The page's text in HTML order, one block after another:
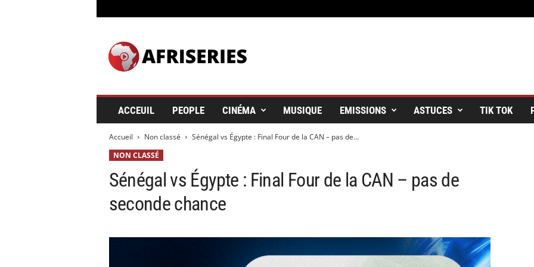
ACCEUIL PEOPLE CINÉMA MUSIQUE EMISSIONS ASTUCES TIK TOK
Accueil Non classé
Sénégal vs Égypte : Final Four de la CAN – pas de...
NON CLASSÉ
Sénégal vs Égypte : Final Four de la CAN – pas de
seconde chance